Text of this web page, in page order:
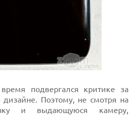
подвергался критике за
дизайне. Поэтому, не смотря на
и выдающуюся камеру,